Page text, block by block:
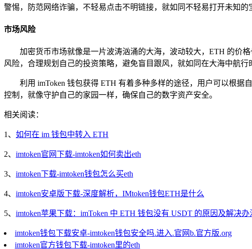
警惕，防范网络诈骗，不轻易点击不明链接，就如同不轻易打开未知
市场风险
加密货币市场就像是一片波涛汹涌的大海，波动较大，ETH 的价
风险，合理规划自己的投资策略，避免盲目跟风，就如同在大海中航行
利用 imToken 钱包获得 ETH 有着多种多样的途径，用户可以根
控制，就像守护自己的家园一样，确保自己的数字资产安全。
相关阅读：
1、 如何在 im 钱包中转入 ETH
2、 imtoken官网下载-imtoken如何卖出eth
3、 imtoken下载-imtoken钱包怎么买eth
4、 imtoken安卓版下载-深度解析，IMtoken钱包ETH是什么
5、 imtoken苹果下载：imToken 中 ETH 钱包没有 USDT 的原因及解决办
imtoken钱包下载安卓-imtoken钱包安全吗.进入.官网b.官方版.org
imtoken官方钱包下载-imtoken里的eth